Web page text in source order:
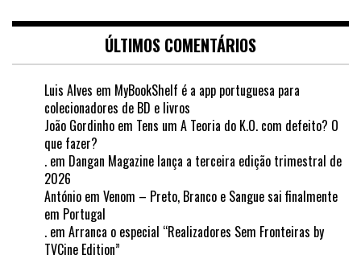
ÚLTIMOS COMENTÁRIOS
Luis Alves em MyBookShelf é a app portuguesa para
colecionadores de BD e livros
João Gordinho em Tens um A Teoria do K.O. com defeito? O
que fazer?
. em Dangan Magazine lança a terceira edição trimestral de
2026
António em Venom – Preto, Branco e Sangue sai finalmente
em Portugal
. em Arranca o especial “Realizadores Sem Fronteiras by
TVCine Edition”